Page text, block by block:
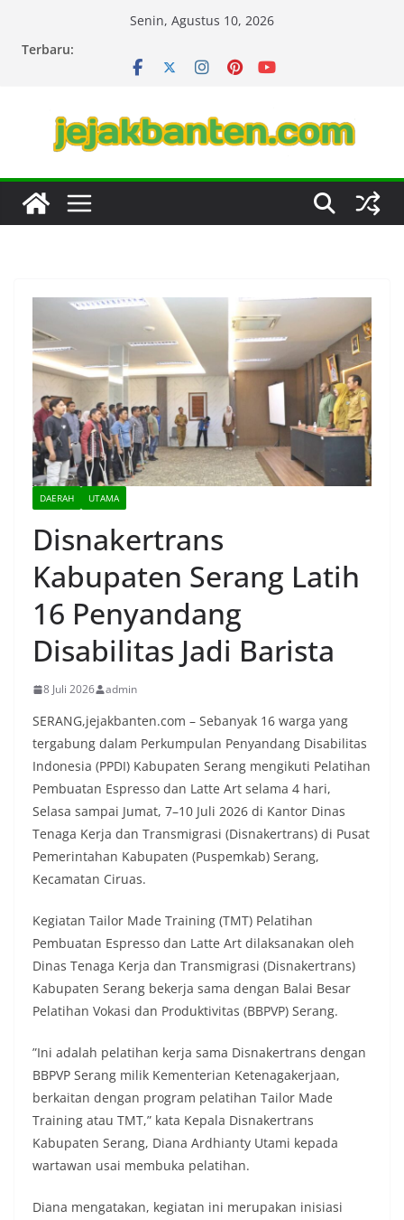
Senin, Agustus 10, 2026
Terbaru:
DAERAH UTAMA
Disnakertrans
Kabupaten Serang Latih
16 Penyandang
Disabilitas Jadi Barista
8 Juli 2026 admin
SERANG,jejakbanten.com – Sebanyak 16 warga yang
tergabung dalam Perkumpulan Penyandang Disabilitas
Indonesia (PPDI) Kabupaten Serang mengikuti Pelatihan
Pembuatan Espresso dan Latte Art selama 4 hari,
Selasa sampai Jumat, 7–10 Juli 2026 di Kantor Dinas
Tenaga Kerja dan Transmigrasi (Disnakertrans) di Pusat
Pemerintahan Kabupaten (Puspemkab) Serang,
Kecamatan Ciruas.
Kegiatan Tailor Made Training (TMT) Pelatihan
Pembuatan Espresso dan Latte Art dilaksanakan oleh
Dinas Tenaga Kerja dan Transmigrasi (Disnakertrans)
Kabupaten Serang bekerja sama dengan Balai Besar
Pelatihan Vokasi dan Produktivitas (BBPVP) Serang.
”Ini adalah pelatihan kerja sama Disnakertrans dengan
BBPVP Serang milik Kementerian Ketenagakerjaan,
berkaitan dengan program pelatihan Tailor Made
Training atau TMT,” kata Kepala Disnakertrans
Kabupaten Serang, Diana Ardhianty Utami kepada
wartawan usai membuka pelatihan.
Diana mengatakan, kegiatan ini merupakan inisiasi